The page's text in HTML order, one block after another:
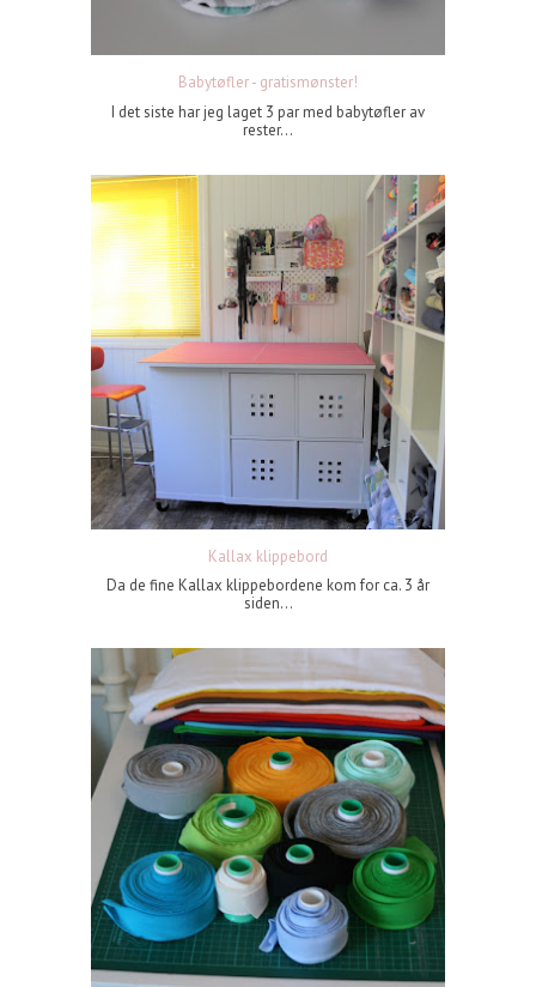
Babytøfler - gratismønster!
I det siste har jeg laget 3 par med babytøfler av
rester...
Kallax klippebord
Da de fine Kallax klippebordene kom for ca. 3 år
siden...